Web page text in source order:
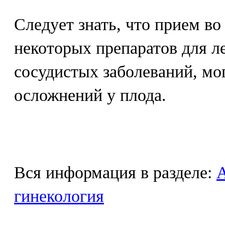
Следует знать, что прием
некоторых препаратов для
сосудистых заболеваний,
осложнений у плода.
Вся информация в разделе:
гинекология